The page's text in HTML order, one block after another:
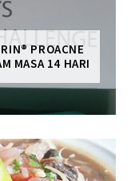
PROACNE
MASA 14 HARI